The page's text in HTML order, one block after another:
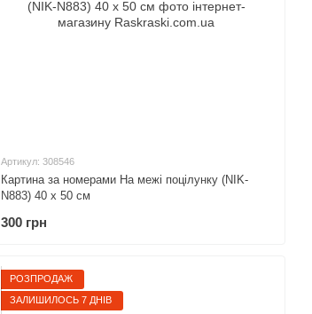
Артикул: 308546
Картина за номерами На межі поцілунку (NIK-
N883) 40 х 50 см
300 грн
РОЗПРОДАЖ
ЗАЛИШИЛОСЬ 7 ДНІВ